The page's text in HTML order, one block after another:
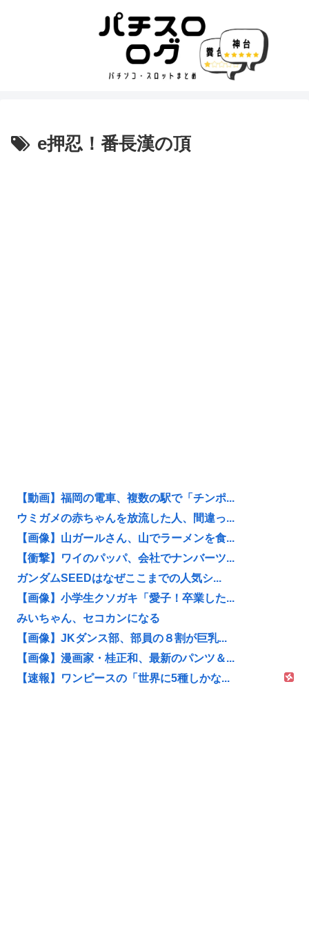
e押忍！番長漢の頂
【動画】福岡の電車、複数の駅で「チンポ...
ウミガメの赤ちゃんを放流した人、間違っ...
【画像】山ガールさん、山でラーメンを食...
【衝撃】ワイのパッパ、会社でナンバーツ...
ガンダムSEEDはなぜここまでの人気シ...
【画像】小学生クソガキ「愛子！卒業した...
みいちゃん、セコカンになる
【画像】JKダンス部、部員の８割が巨乳...
【画像】漫画家・桂正和、最新のパンツ＆...
【速報】ワンピースの「世界に5種しかな...